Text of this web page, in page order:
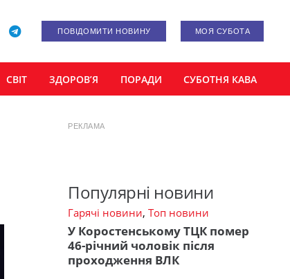
ПОВІДОМИТИ НОВИНУ МОЯ СУБОТА
СВІТ ЗДОРОВ’Я ПОРАДИ СУБОТНЯ КАВА
РЕКЛАМА
Популярні новини
Гарячі новини, Топ новини
У Коростенському ТЦК помер
46-річний чоловік після
проходження ВЛК